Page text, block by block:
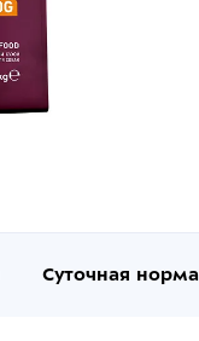
Суточная норма